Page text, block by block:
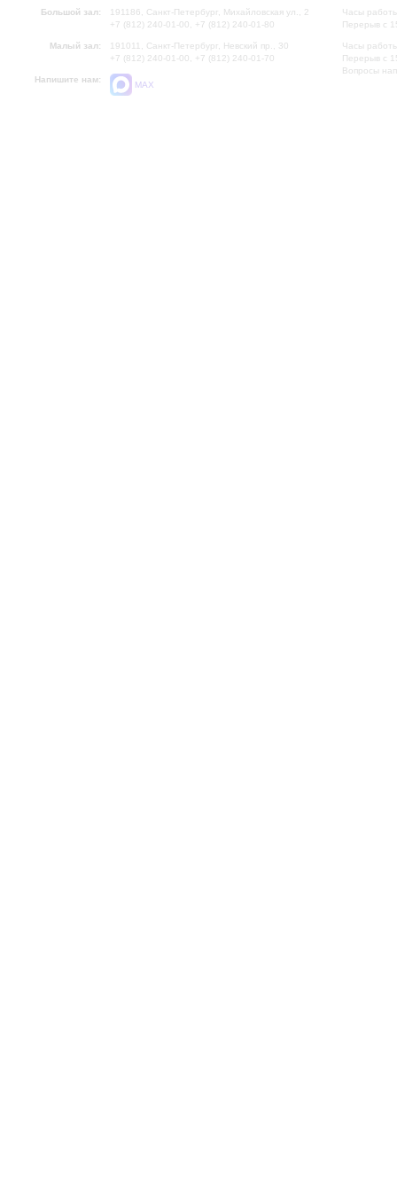
Большой зал:
191186, Санкт-Петербург, Михайловская ул., 2
+7 (812) 240-01-00, +7 (812) 240-01-80
Малый зал:
191011, Санкт-Петербург, Невский пр., 30
+7 (812) 240-01-00, +7 (812) 240-01-70
Напишите нам:
MAX
Часы
Перерыв с
Часы
Перерыв с
Вопросы